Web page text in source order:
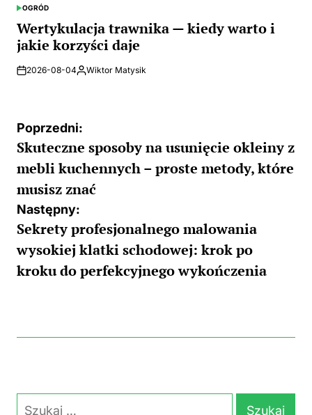
POSTED
IN
OGRÓD
Wertykulacja trawnika — kiedy warto i
jakie korzyści daje
2026-08-04Posted
Wiktor Matysik
Nawigacja
wpisu
Poprzedni:
Skuteczne sposoby na usunięcie okleiny z
mebli kuchennych – proste metody, które
musisz znać
Następny:
Sekrety profesjonalnego malowania
wysokiej klatki schodowej: krok po
kroku do perfekcyjnego wykończenia
Szukaj: